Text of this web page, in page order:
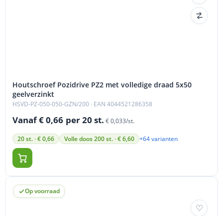
Houtschroef Pozidrive PZ2 met volledige draad 5x50
geelverzinkt
HSVD-PZ-050-050-GZN/200 · EAN 4044521286358
Vanaf € 0,66 per 20 st. € 0,033/st.
20 st. · € 0,66 Volle doos 200 st. · € 6,60 +64 varianten
Op voorraad